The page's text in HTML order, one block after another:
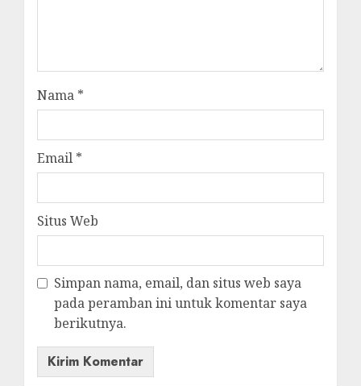
Nama *
Email *
Situs Web
Simpan nama, email, dan situs web saya
pada peramban ini untuk komentar saya
berikutnya.